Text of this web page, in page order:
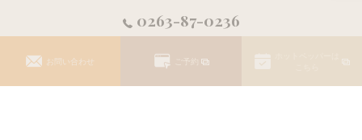
0263-87-0236
お問い合わせ
© 2026 長野県松本市のネイルサロンならnail atelier ciél ALL RIGHTS
RESERVED.